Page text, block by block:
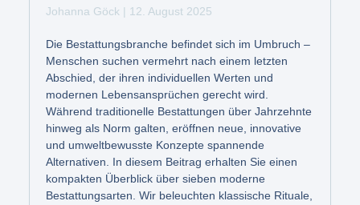
Johanna Göck 12. August 2025
Die Bestattungsbranche befindet sich im Umbruch –
Menschen suchen vermehrt nach einem letzten
Abschied, der ihren individuellen Werten und
modernen Lebensansprüchen gerecht wird.
Während traditionelle Bestattungen über Jahrzehnte
hinweg als Norm galten, eröffnen neue, innovative
und umweltbewusste Konzepte spannende
Alternativen. In diesem Beitrag erhalten Sie einen
kompakten Überblick über sieben moderne
Bestattungsarten. Wir beleuchten klassische Rituale,